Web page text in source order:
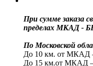
При сумме заказа
пределах МКАД -
По Московской
До 10 км. от МКАД
До 15 км.от МКАД –